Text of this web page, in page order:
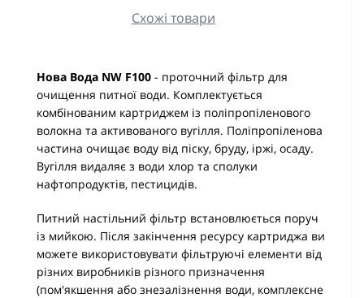
Схожі товари
Нова Вода NW F100 - проточний фільтр для
очищення питної води. Комплектується
комбінованим картриджем із поліпропіленового
волокна та активованого вугілля. Поліпропіленова
частина очищає воду від піску, бруду, іржі, осаду.
Вугілля видаляє з води хлор та сполуки
нафтопродуктів, пестицидів.
Питний настільний фільтр встановлюється поруч
із мийкою. Після закінчення ресурсу картриджа ви
можете використовувати фільтруючі елементи від
різних виробників різного призначення
(пом'якшення або знезалізнення води, комплексне